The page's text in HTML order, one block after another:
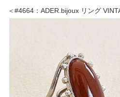
＜#4664：ADER.bijoux リング